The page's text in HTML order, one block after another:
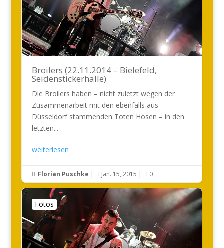
Broilers (22.11.2014 – Bielefeld,
Seidenstickerhalle)
Die Broilers haben – nicht zuletzt wegen der
Zusammenarbeit mit den ebenfalls aus
Düsseldorf stammenden Toten Hosen – in den
letzten...
weiterlesen
 Florian Puschke |  Jan. 15, 2015 |  0
Fotos